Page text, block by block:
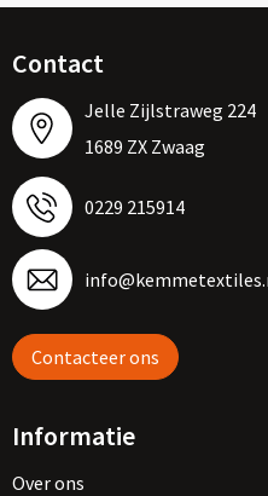
Contact
Jelle Zijlstraweg 224
1689 ZX Zwaag
0229 215914
Contacteer ons
Informatie
Over ons